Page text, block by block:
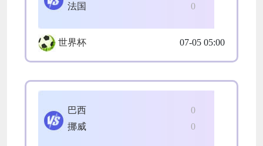
0
法国
世界杯 07-05 05:00
0
巴西
0
挪威